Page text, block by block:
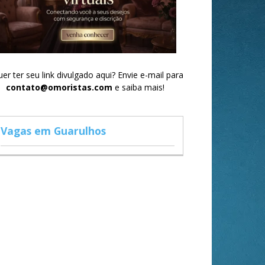
ter seu link divulgado aqui? Envie e-mail para
contato@omoristas.com e saiba mais!
Vagas em Guarulhos